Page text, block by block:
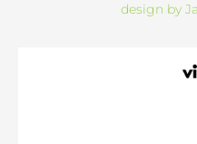
design by